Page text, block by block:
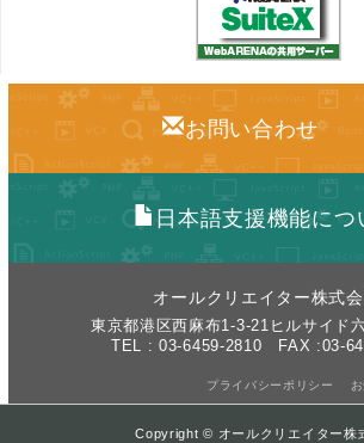
お問い合わせ
日本語支援機能につ
オールクリエイター株式
東京都港区西麻布1-3-21ヒルサイド
TEL : 03-6459-2810 FAX :03-
プライバシーポリシー
Copyright © オールクリエイター株